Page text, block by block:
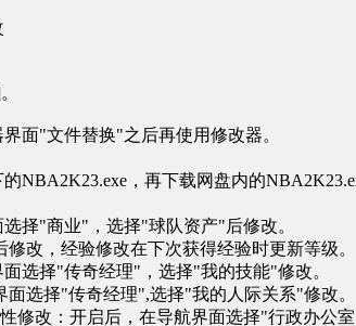
面"文件替换"之后再使用修改器。
NBA2K23.exe，再下载网盘内的
择"商业"，选择"球队资产"后修改。
改，经验修改在下次获得经验时更新等级。
选择"传奇经理"，选择"我的技能"修改。
面选择"传奇经理",选择"我的人际关系"修改。
修改：开启后，在导航界面选择"行政办公